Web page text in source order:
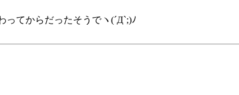
てからだったそうでヽ(´Д`;)ﾉ